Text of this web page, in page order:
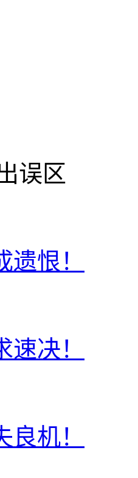
误区
恨！
决！
机！